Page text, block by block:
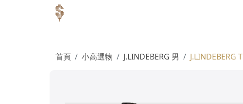
首頁 小高選物 J.LINDEBERG 男 J.LINDEBERG